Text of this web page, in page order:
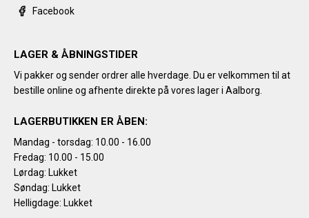
Facebook
LAGER & ÅBNINGSTIDER
Vi pakker og sender ordrer alle hverdage. Du er velkommen til at
bestille online og afhente direkte på vores lager i Aalborg.
LAGERBUTIKKEN ER ÅBEN:
Mandag - torsdag: 10.00 - 16.00
Fredag: 10.00 - 15.00
Lørdag: Lukket
Søndag: Lukket
Helligdage: Lukket